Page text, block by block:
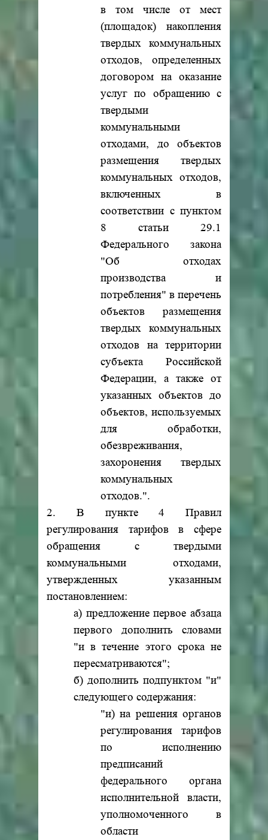
в том числе от мест
(площадок) накопления
твердых коммунальных
отходов, определенных
договором на оказание
услуг по обращению с
твердыми
коммунальными
отходами, до объектов
размещения твердых
коммунальных отходов,
включенных в
соответствии с пунктом
8 статьи 29.1
Федерального закона
"Об отходах
производства и
потребления" в перечень
объектов размещения
твердых коммунальных
отходов на территории
субъекта Российской
Федерации, а также от
указанных объектов до
объектов, используемых
для обработки,
обезвреживания,
захоронения твердых
коммунальных
отходов.".
2. В пункте 4 Правил
регулирования тарифов в сфере
обращения с твердыми
коммунальными отходами,
утвержденных указанным
постановлением:
а) предложение первое абзаца
первого дополнить словами
"и в течение этого срока не
пересматриваются";
б) дополнить подпунктом "и"
следующего содержания:
"и) на решения органов
регулирования тарифов
по исполнению
предписаний
федерального органа
исполнительной власти,
уполномоченного в
области